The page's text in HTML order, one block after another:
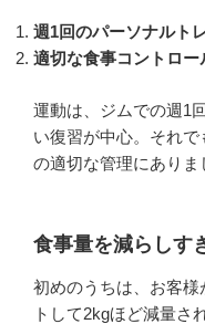
週1回のパーソナルト
適切な食事コントロー
運動は、ジムでの週1
い復習が中心。それ
の適切な管理にありま
食事量を減らしす
初めのうちは、お客
トして2kgほど減量さ